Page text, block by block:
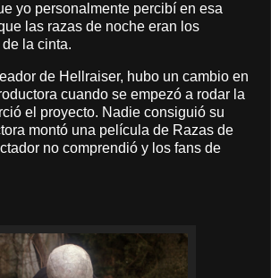
yo personalmente percibí en esa
las razas de noche eran los
la cinta.
de Hellraiser, hubo un cambio en
cuando se empezó a rodar la
el proyecto. Nadie consiguió su
montó una película de Razas de
no comprendió y los fans de